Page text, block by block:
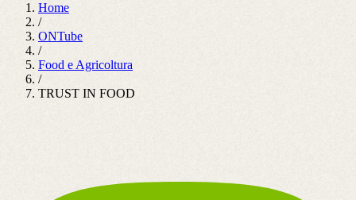
Home
/
ONTube
/
Food e Agricoltura
/
TRUST IN FOOD